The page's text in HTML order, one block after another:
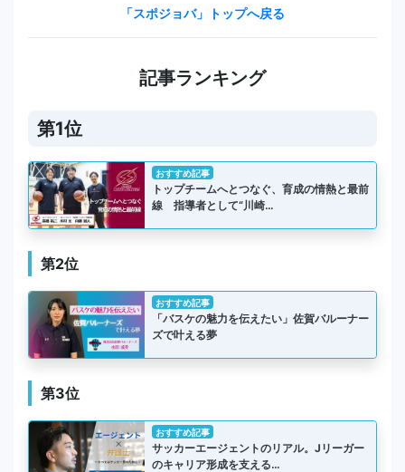
「スポジョバ」トップへ戻る
記事ランキング
第1位
おすすめ記事
トップチームへとつなぐ、育成の情熱と最前
線 指導者として“川崎…
第2位
おすすめ記事
「バスケの魅力を伝えたい」佐賀バルーナー
ズで叶える夢
第3位
おすすめ記事
サッカーエージェントのリアル。Jリーガー
のキャリア形成を支える…